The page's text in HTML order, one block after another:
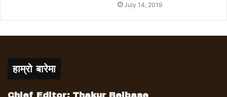
July 14, 2019
हाम्रो बारेमा